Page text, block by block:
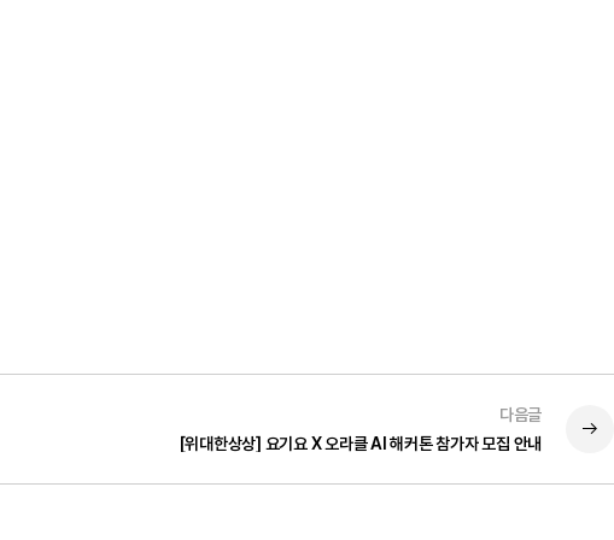
다음글
[위대한상상] 요기요 X 오라클 AI 해커톤 참가자 모집 안내